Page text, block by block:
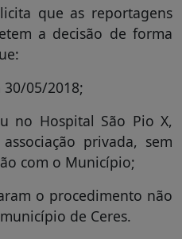
que as reportagens
a decisão de forma
05/2018;
no Hospital São Pio X,
privada, sem
com o Município;
o procedimento não
de Ceres.